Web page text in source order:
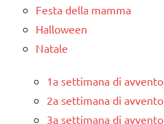
VITA
PRATICA
Festa della mamma
Halloween
Natale
1a settimana di avvento
2a settimana di avvento
3a settimana di avvento